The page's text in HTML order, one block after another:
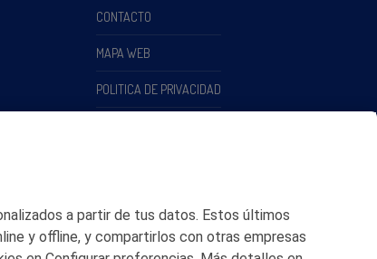
CONTACTO
MAPA WEB
POLITICA DE PRIVACIDAD
a partir de tus datos. Estos últimos
y offline, y compartirlos con otras empresas